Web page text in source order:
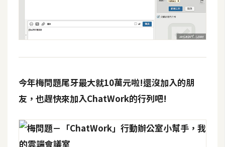
今年梅問題尾牙最大就10萬元啦!還沒加入的朋
友，也趕快來加入ChatWork的行列吧!